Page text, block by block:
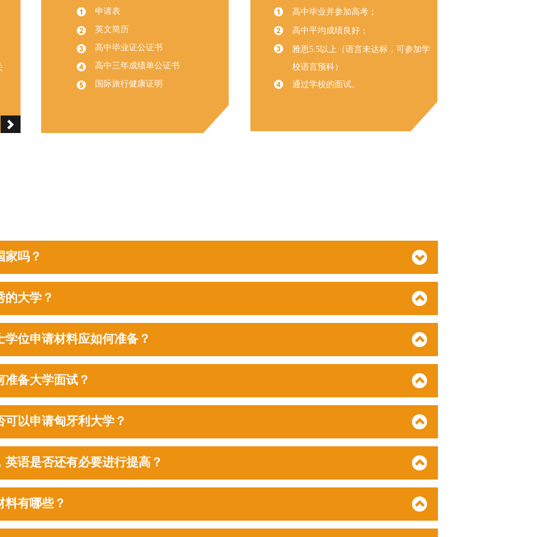
申请表
英文简历
高中毕业证公证书
高中三年成绩单公证书
国际旅行健康证明
高中毕业并参加高考；
高中平均成绩良好；
雅思5.5以上（语言未达标，可参加学
校语言预科）
通过学校的面试。
家吗？
的大学？
学位申请材料应如何准备？
准备大学面试？
以申请匈牙利大学？
英语是否还有必要进行提高？
料有哪些？